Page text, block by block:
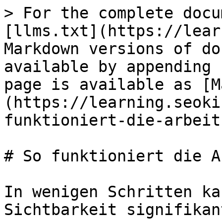
> For the complete
[llms.txt](https://
Markdown versions of
available by
page is available as
(https://
funktioniert-die-
# So funktioniert die
In wenigen Schritten
Sichtbarkeit